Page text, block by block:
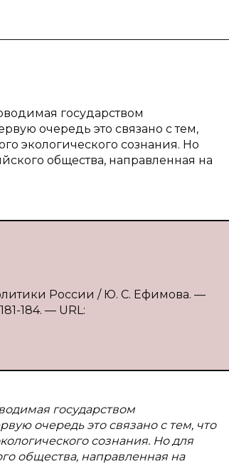
государством
очередь это связано с тем,
экологического сознания. Но
общества, направленная на
России / Ю. С. Ефимова. —
184. — URL:
государством
очередь это связано с тем, что
сознания. Но для
общества, направленная на